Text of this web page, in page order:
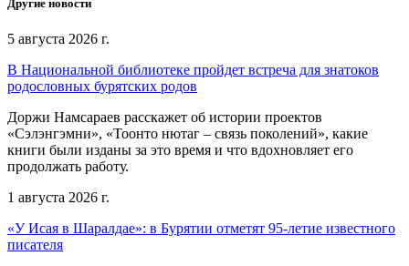
Другие новости
5 августа 2026 г.
В Национальной библиотеке пройдет встреча для знатоков
родословных бурятских родов
Доржи Намсараев расскажет об истории проектов
«Сэлэнгэмни», «Тоонто нютаг – связь поколений», какие
книги были изданы за это время и что вдохновляет его
продолжать работу.
1 августа 2026 г.
«У Исая в Шаралдае»: в Бурятии отметят 95-летие известного
писателя